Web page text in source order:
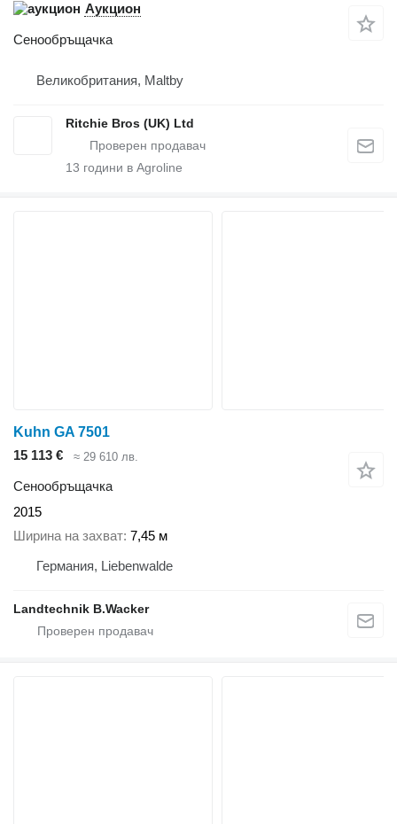
Аукцион
Сенообръщачка
Великобритания, Maltby
Ritchie Bros (UK) Ltd
13 години в Agroline
Kuhn GA 7501
15 113 €
≈ 29 610 лв.
Сенообръщачка
2015
Ширина на захват 7,45 м
Германия, Liebenwalde
Landtechnik B.Wacker